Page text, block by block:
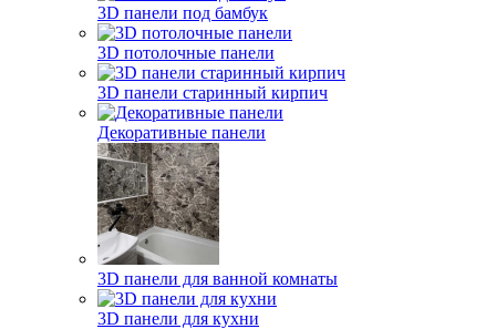
3D панели под бамбук
3D потолочные панели
3D панели старинный кирпич
Декоративные панели
3D панели для ванной комнаты
3D панели для кухни